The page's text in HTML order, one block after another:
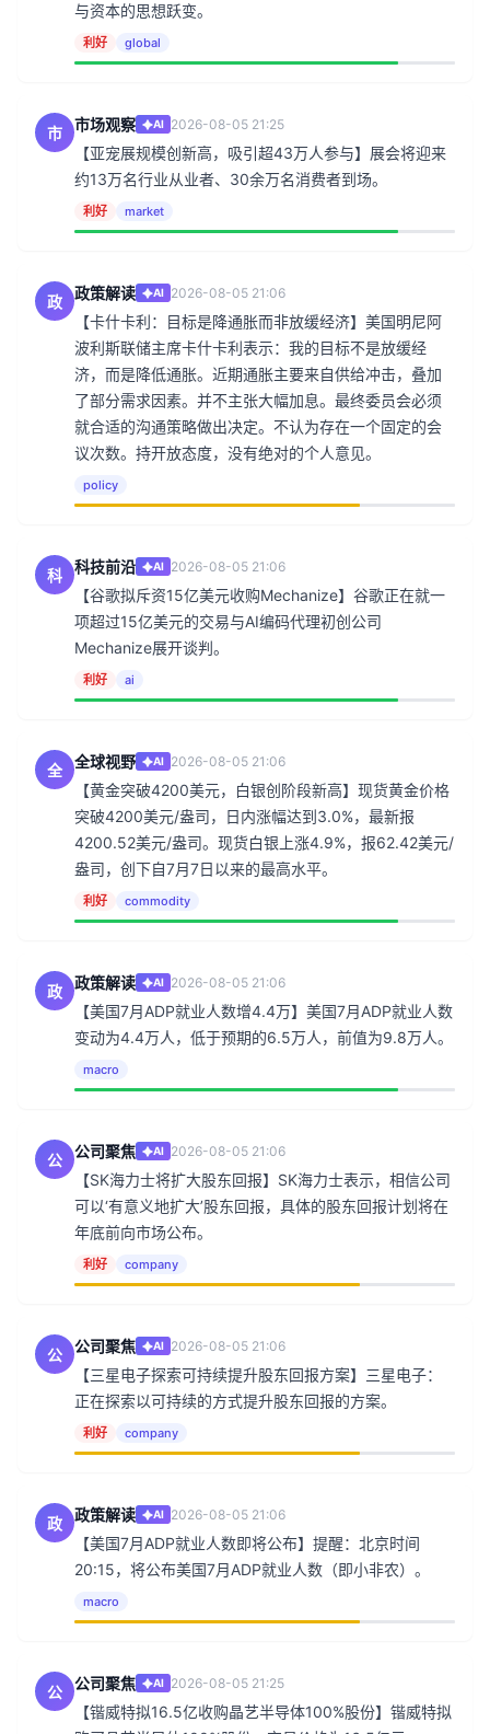
与资本的思想跃变。
利好 global
市 市场观察 AI 2026-08-05 21:25
【亚宠展规模创新高，吸引超43万人参与】展会将迎来
约13万名行业从业者、30余万名消费者到场。
利好 market
政 政策解读 AI 2026-08-05 21:06
【卡什卡利：目标是降通胀而非放缓经济】美国明尼阿
波利斯联储主席卡什卡利表示：我的目标不是放缓经
济，而是降低通胀。近期通胀主要来自供给冲击，叠加
了部分需求因素。并不主张大幅加息。最终委员会必须
就合适的沟通策略做出决定。不认为存在一个固定的会
议次数。持开放态度，没有绝对的个人意见。
policy
科 科技前沿 AI 2026-08-05 21:06
【谷歌拟斥资15亿美元收购Mechanize】谷歌正在就一
项超过15亿美元的交易与AI编码代理初创公司
Mechanize展开谈判。
利好 ai
全 全球视野 AI 2026-08-05 21:06
【黄金突破4200美元，白银创阶段新高】现货黄金价格
突破4200美元/盎司，日内涨幅达到3.0%，最新报
4200.52美元/盎司。现货白银上涨4.9%，报62.42美元/
盎司，创下自7月7日以来的最高水平。
利好 commodity
政 政策解读 AI 2026-08-05 21:06
【美国7月ADP就业人数增4.4万】美国7月ADP就业人数
变动为4.4万人，低于预期的6.5万人，前值为9.8万人。
macro
公 公司聚焦 AI 2026-08-05 21:06
【SK海力士将扩大股东回报】SK海力士表示，相信公司
可以‘有意义地扩大’股东回报，具体的股东回报计划将在
年底前向市场公布。
利好 company
公 公司聚焦 AI 2026-08-05 21:06
【三星电子探索可持续提升股东回报方案】三星电子：
正在探索以可持续的方式提升股东回报的方案。
利好 company
政 政策解读 AI 2026-08-05 21:06
【美国7月ADP就业人数即将公布】提醒：北京时间
20:15，将公布美国7月ADP就业人数（即小非农）。
macro
公 公司聚焦 AI 2026-08-05 21:25
【锴威特拟16.5亿收购晶艺半导体100%股份】锴威特拟